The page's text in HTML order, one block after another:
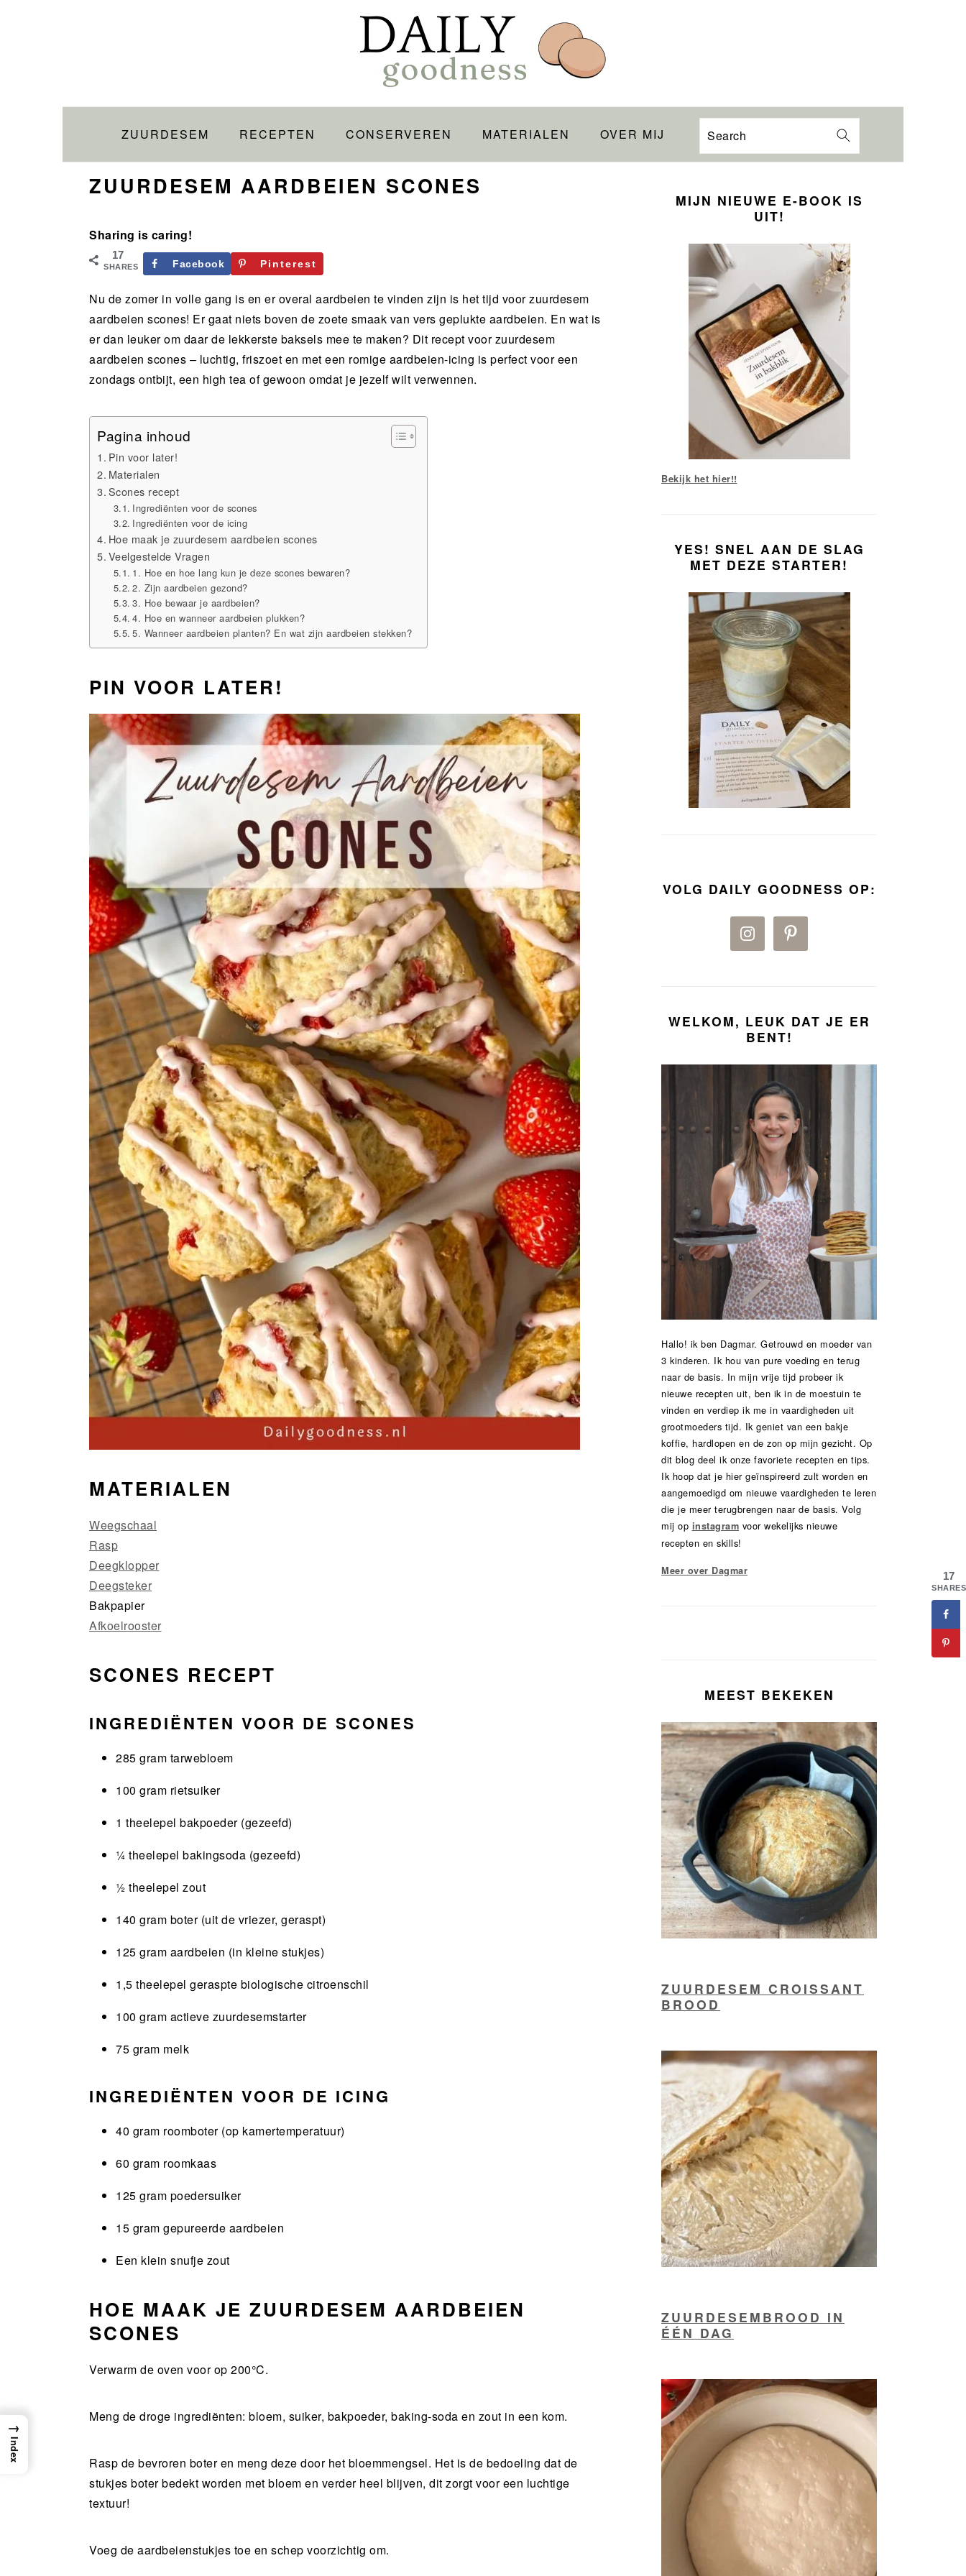
ZUURDESEM RECEPTEN CONSERVEREN MATERIALEN OVER MIJ Search
ZUURDESEM AARDBEIEN SCONES
Sharing is caring!
17
SHARES Facebook Pinterest
Nu de zomer in volle gang is en er overal aardbeien te vinden zijn is het tijd voor zuurdesem
aardbeien scones! Er gaat niets boven de zoete smaak van vers geplukte aardbeien. En wat is
er dan leuker om daar de lekkerste baksels mee te maken? Dit recept voor zuurdesem
aardbeien scones – luchtig, friszoet en met een romige aardbeien-icing is perfect voor een
zondags ontbijt, een high tea of gewoon omdat je jezelf wilt verwennen.
Pagina inhoud
Pin voor later!
Materialen
Scones recept
Ingrediënten voor de scones
Ingrediënten voor de icing
Hoe maak je zuurdesem aardbeien scones
Veelgestelde Vragen
1. Hoe en hoe lang kun je deze scones bewaren?
2. Zijn aardbeien gezond?
3. Hoe bewaar je aardbeien?
4. Hoe en wanneer aardbeien plukken?
5. Wanneer aardbeien planten? En wat zijn aardbeien stekken?
PIN VOOR LATER!
MATERIALEN
Weegschaal
Rasp
Deegklopper
Deegsteker
Bakpapier
Afkoelrooster
SCONES RECEPT
INGREDIËNTEN VOOR DE SCONES
285 gram tarwebloem
100 gram rietsuiker
1 theelepel bakpoeder (gezeefd)
¼ theelepel bakingsoda (gezeefd)
½ theelepel zout
140 gram boter (uit de vriezer, geraspt)
125 gram aardbeien (in kleine stukjes)
1,5 theelepel geraspte biologische citroenschil
100 gram actieve zuurdesemstarter
75 gram melk
INGREDIËNTEN VOOR DE ICING
40 gram roomboter (op kamertemperatuur)
60 gram roomkaas
125 gram poedersuiker
15 gram gepureerde aardbeien
Een klein snufje zout
HOE MAAK JE ZUURDESEM AARDBEIEN
SCONES
Verwarm de oven voor op 200°C.
Meng de droge ingrediënten: bloem, suiker, bakpoeder, baking-soda en zout in een kom.
Rasp de bevroren boter en meng deze door het bloemmengsel. Het is de bedoeling dat de
stukjes boter bedekt worden met bloem en verder heel blijven, dit zorgt voor een luchtige
textuur!
Voeg de aardbeienstukjes toe en schep voorzichtig om.
SIDEBAR
MIJN NIEUWE E-BOOK IS
UIT!
Bekijk het hier!!
YES! SNEL AAN DE SLAG
MET DEZE STARTER!
VOLG DAILY GOODNESS OP:
WELKOM, LEUK DAT JE ER
BENT!
Hallo! ik ben Dagmar. Getrouwd en moeder van
3 kinderen. Ik hou van pure voeding en terug
naar de basis. In mijn vrije tijd probeer ik
nieuwe recepten uit, ben ik in de moestuin te
vinden en verdiep ik me in vaardigheden uit
grootmoeders tijd. Ik geniet van een bakje
koffie, hardlopen en de zon op mijn gezicht. Op
dit blog deel ik onze favoriete recepten en tips.
Ik hoop dat je hier geïnspireerd zult worden en
aangemoedigd om nieuwe vaardigheden te leren
die je meer terugbrengen naar de basis. Volg
mij op instagram voor wekelijks nieuwe
recepten en skills!
Meer over Dagmar
MEEST BEKEKEN
ZUURDESEM CROISSANT
BROOD
ZUURDESEMBROOD IN
ÉÉN DAG
→
Index
17
SHARES